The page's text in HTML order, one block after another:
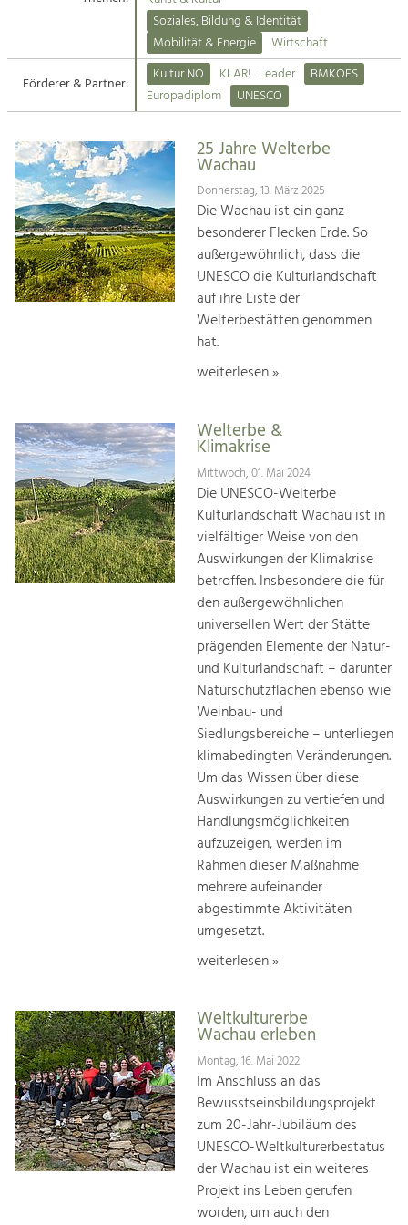
Suche
Impressum
Kontakt
Angebotsentwicklung und
Handwerk, Wissenschaft und Forschung.
Soziales, Bildung &
Identität
Gleichberechtigung, Jugend und
Integration
Mobilität & Energie
Klimawandel, öffentlicher Verkehr und
Steigerung regionaler Wertschöpfung
Soziales, Bildung & Identität
Mobilität & Energie
Wirtschaft
Förderer & Partner:
Kultur NÖ KLAR! Leader
BMKOES
Europadiplom
UNESCO
25 Jahre Welterbe
Wachau
Donnerstag, 13. März 2025
Die Wachau ist ein ganz
besonderer Flecken Erde. So
außergewöhnlich, dass die
UNESCO die Kulturlandschaft
auf ihre Liste der
Welterbestätten genommen
hat.
weiterlesen »
Welterbe &
Klimakrise
Mittwoch, 01. Mai 2024
Die UNESCO-Welterbe
Kulturlandschaft Wachau ist in
vielfältiger Weise von den
Auswirkungen der Klimakrise
betroffen. Insbesondere die für
den außergewöhnlichen
universellen Wert der Stätte
prägenden Elemente der Natur-
und Kulturlandschaft – darunter
Naturschutzflächen ebenso wie
Weinbau- und
Siedlungsbereiche – unterliegen
klimabedingten Veränderungen.
Um das Wissen über diese
Auswirkungen zu vertiefen und
Handlungsmöglichkeiten
aufzuzeigen, werden im
Rahmen dieser Maßnahme
mehrere aufeinander
abgestimmte Aktivitäten
umgesetzt.
weiterlesen »
Weltkulturerbe
Wachau erleben
Montag, 16. Mai 2022
Im Anschluss an das
Bewusstseinsbildungsprojekt
zum 20-Jahr-Jubiläum des
UNESCO-Weltkulturerbestatus
der Wachau ist ein weiteres
Projekt ins Leben gerufen
worden, um auch den